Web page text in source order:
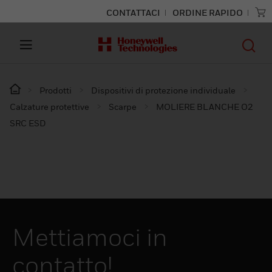
CONTATTACI ORDINE RAPIDO
Prodotti
Dispositivi di protezione individuale
Calzature protettive
Scarpe
MOLIERE BLANCHE O2
SRC ESD
Mettiamoci in
contatto!